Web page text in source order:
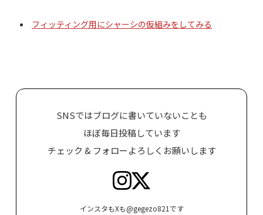
フィッティング用にシャーシの仮組みをしてみる
SNSではブログに書いていないことも
ほぼ毎日投稿しています
チェック & フォローよろしくお願いします
インスタもXも@gegezo821です